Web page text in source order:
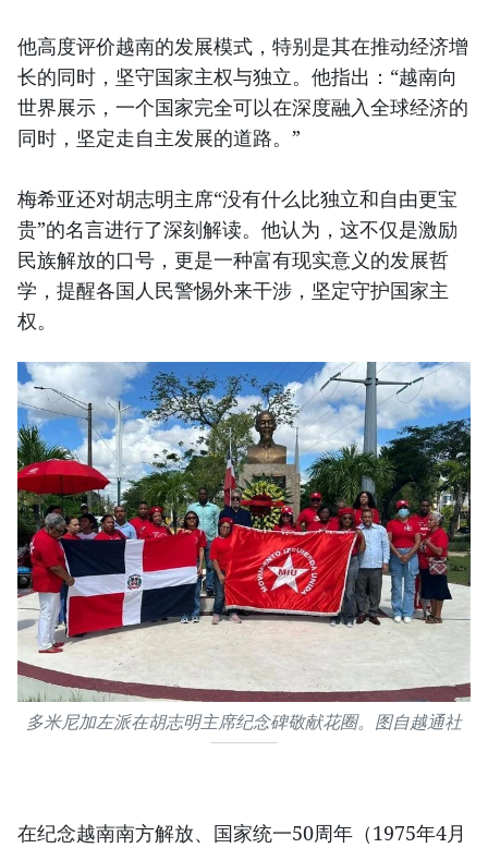
他高度评价越南的发展模式，特别是其在推动经济增
长的同时，坚守国家主权与独立。他指出：“越南向
世界展示，一个国家完全可以在深度融入全球经济的
同时，坚定走自主发展的道路。”
梅希亚还对胡志明主席“没有什么比独立和自由更宝
贵”的名言进行了深刻解读。他认为，这不仅是激励
民族解放的口号，更是一种富有现实意义的发展哲
学，提醒各国人民警惕外来干涉，坚定守护国家主
权。
多米尼加左派在胡志明主席纪念碑敬献花圈。图自越通社
在纪念越南南方解放、国家统一50周年（1975年4月